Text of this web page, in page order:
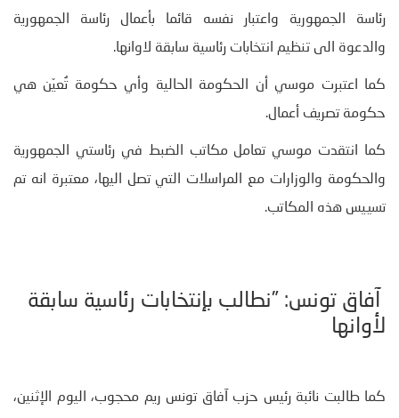
رئاسة الجمهورية واعتبار نفسه قائما بأعمال رئاسة الجمهورية
والدعوة الى تنظيم انتخابات رئاسية سابقة لاوانها.
كما اعتبرت موسي أن الحكومة الحالية وأي حكومة تُعيّن هي
حكومة تصريف أعمال.
كما انتقدت موسي تعامل مكاتب الضبط في رئاستي الجمهورية
والحكومة والوزارات مع المراسلات التي تصل اليها، معتبرة انه تم
تسييس هذه المكاتب.
آفاق تونس: ”نطالب بإنتخابات رئاسية سابقة
لأوانها
كما طالبت نائبة رئيس حزب آفاق تونس ريم محجوب، اليوم الإثنين،